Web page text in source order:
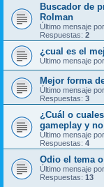
Buscador de
Rolman
Último mensaje por
Respuestas: 2
¿cual es el
Último mensaje por
Mejor forma
Último mensaje por
Respuestas: 3
¿Cuál o
gameplay y
Último mensaje por
Respuestas: 4
Odio el tema
Último mensaje por
Respuestas: 13